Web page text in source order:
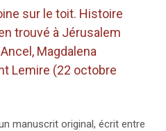
sur le toit. Histoire
trouvé à Jérusalem
Magdalena
Lemire (22 octobre
manuscrit original, écrit entre